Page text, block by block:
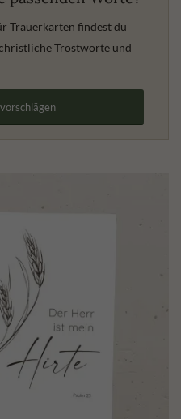
Trauerkarten findest du
Trostworte und